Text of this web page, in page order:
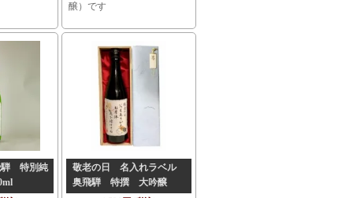
醸）です
特別純
敬老の日 名入れラベル
奥飛騨 特撰 大吟醸